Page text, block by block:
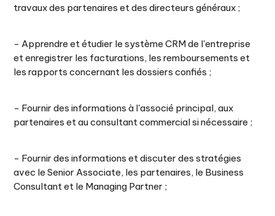
travaux des partenaires et des directeurs généraux ;
- Apprendre et étudier le système CRM de l'entreprise
et enregistrer les facturations, les remboursements et
les rapports concernant les dossiers confiés ;
- Fournir des informations à l'associé principal, aux
partenaires et au consultant commercial si nécessaire ;
- Fournir des informations et discuter des stratégies
avec le Senior Associate, les partenaires, le Business
Consultant et le Managing Partner ;